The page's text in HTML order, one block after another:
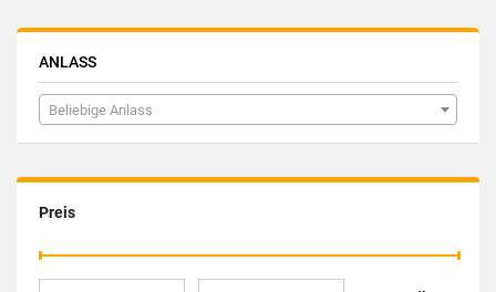
ANLASS
Beliebige Anlass
Preis